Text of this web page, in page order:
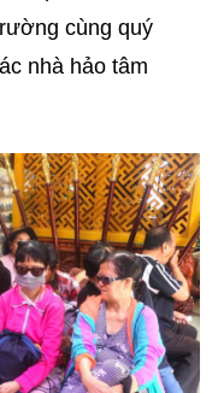
cùng quý
nhà hảo tâm